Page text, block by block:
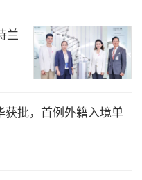
健闻”发布全球制药、医疗、
的经营动态。扫描二维码，
兰
获批，首例外籍入境单